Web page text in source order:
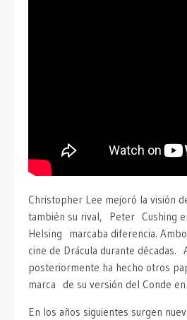
Christopher Lee mejoró la visión
también su rival, Peter Cushing
Helsing marcaba diferencia.
cine de Drácula durante décadas.
posteriormente ha hecho otros
marca de su versión del Conde
En los años siguientes surgen